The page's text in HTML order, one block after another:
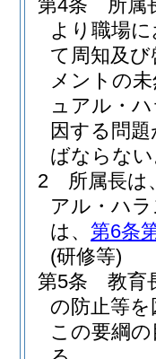
第4条
所属
より職場
て周知及
メントの
ュアル・
因する問
ばならな
2
所属長
アル・ハ
は、 第6条
(研修等)
第5条
教育
の防止等
この要綱